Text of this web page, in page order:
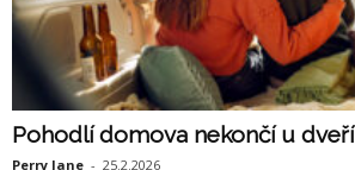
Pohodlí domova nekončí u dveří
Perry Jane - 25.2.2026